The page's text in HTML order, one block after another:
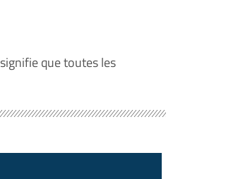
que toutes les